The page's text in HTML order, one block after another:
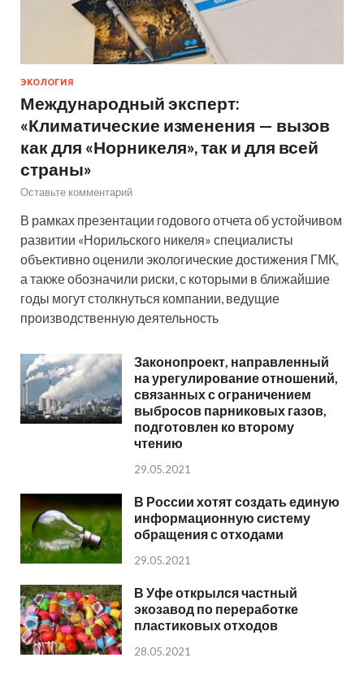
ЭКОЛОГИЯ
Международный эксперт:
«Климатические изменения — вызов
как для «Норникеля», так и для всей
страны»
Оставьте комментарий
В рамках презентации годового отчета об устойчивом
развитии «Норильского никеля» специалисты
объективно оценили экологические достижения ГМК,
а также обозначили риски, с которыми в ближайшие
годы могут столкнуться компании, ведущие
производственную деятельность
Законопроект, направленный
на урегулирование отношений,
связанных с ограничением
выбросов парниковых газов,
подготовлен ко второму
чтению
29.05.2021
В России хотят создать единую
информационную систему
обращения с отходами
29.05.2021
В Уфе открылся частный
экозавод по переработке
пластиковых отходов
28.05.2021